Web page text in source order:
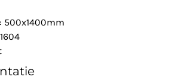
500x1400mm